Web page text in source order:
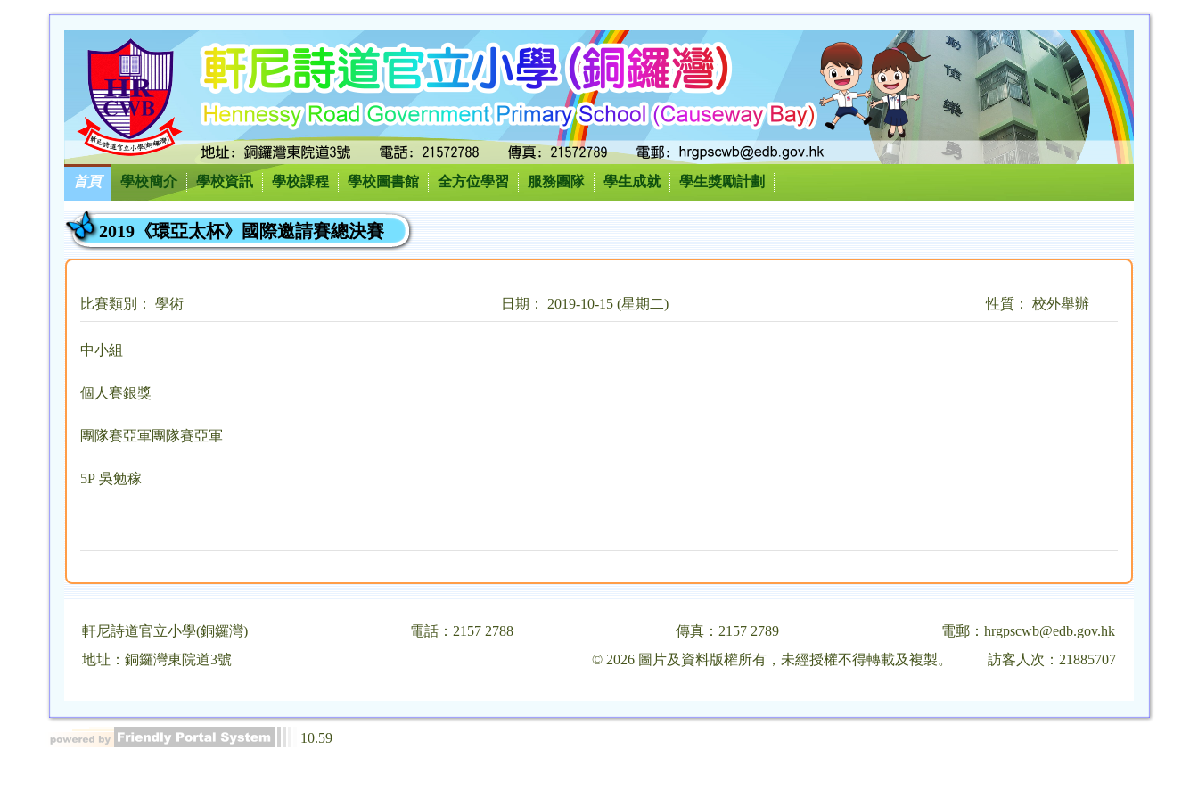
首頁 學校簡介 學校資訊 學校課程 學校圖書館 全方位學習 服務團隊 學生成就 學生獎勵計劃
2019《環亞太杯》國際邀請賽總決賽
比賽類別： 學術 日期： 2019-10-15 (星期二) 性質： 校外舉辦
中小組
個人賽銀獎
團隊賽亞軍團隊賽亞軍
5P 吳勉稼
軒尼詩道官立小學(銅鑼灣) 電話：2157 2788 傳真：2157 2789 電郵：hrgpscwb@edb.gov.hk
地址：銅鑼灣東院道3號
© 2026 圖片及資料版權所有，未經授權不得轉載及複製。 訪客人次：21885707
10.59